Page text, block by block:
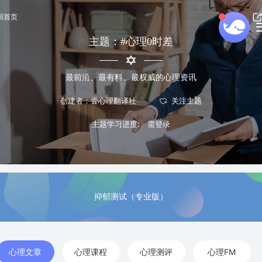
首页
主题：#心理0时差
最前沿、最有料、最权威的心理资讯
创建者：壹心理翻译社
主题学习进度:
抑郁测试（专业版）
心理文章 心理课程 心理测评 心理FM